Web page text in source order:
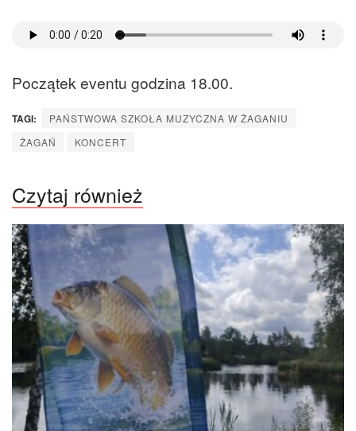
Początek eventu godzina 18.00.
TAGI:
PAŃSTWOWA SZKOŁA MUZYCZNA W ŻAGANIU
ŻAGAŃ
KONCERT
Czytaj również